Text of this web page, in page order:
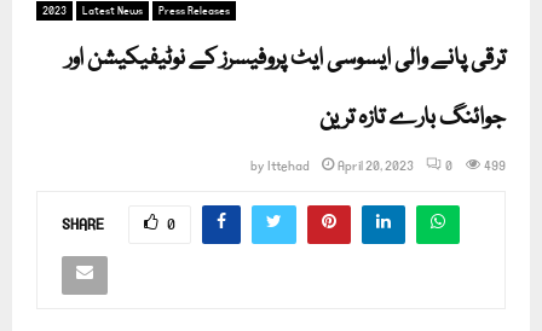
2023 Latest News Press Releases
ترقی پانے والی ایسوسی ایٹ پروفیسرز کے نوٹیفیکیشن اور
جوائنگ بارے تازہ ترین
byIttehad April 20, 2023 0 499
SHARE 0